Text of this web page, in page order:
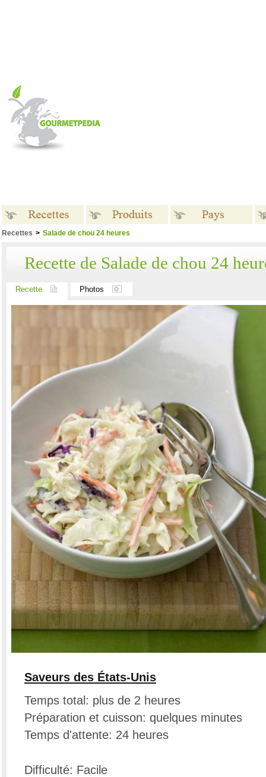
Recettes > Salade de chou 24 heures
Recette de Salade de chou 24
Recette Photos
Saveurs des États-Unis
Temps total: plus de 2 heures
Préparation et cuisson: quelques minutes
Temps d'attente: 24 heures
Difficulté: Facile